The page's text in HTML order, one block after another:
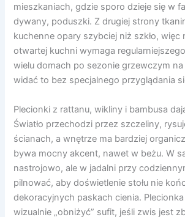
mieszkaniach, gdzie sporo dzieje się w
dywany, poduszki. Z drugiej strony
kuchenne opary szybciej niż szkło, więc
otwartej kuchni wymaga
wielu domach po sezonie grzewczym
widać to bez specjalnego przyglądania
Plecionki z rattanu, wikliny i bambusa
Światło przechodzi przez szczeliny,
ścianach, a wnętrze ma bardziej
bywa mocny akcent, nawet w beżu. W
nastrojowo, ale w jadalni przy
pilnować, aby doświetlenie stołu nie
dekoracyjnych paskach cienia.
wizualnie „obniżyć” sufit, jeśli zwis jest